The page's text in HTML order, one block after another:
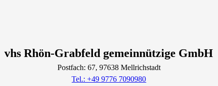
vhs Rhön-Grabfeld gemeinnützige GmbH
Postfach: 67, 97638 Mellrichstadt
Tel.: +49 9776 7090980